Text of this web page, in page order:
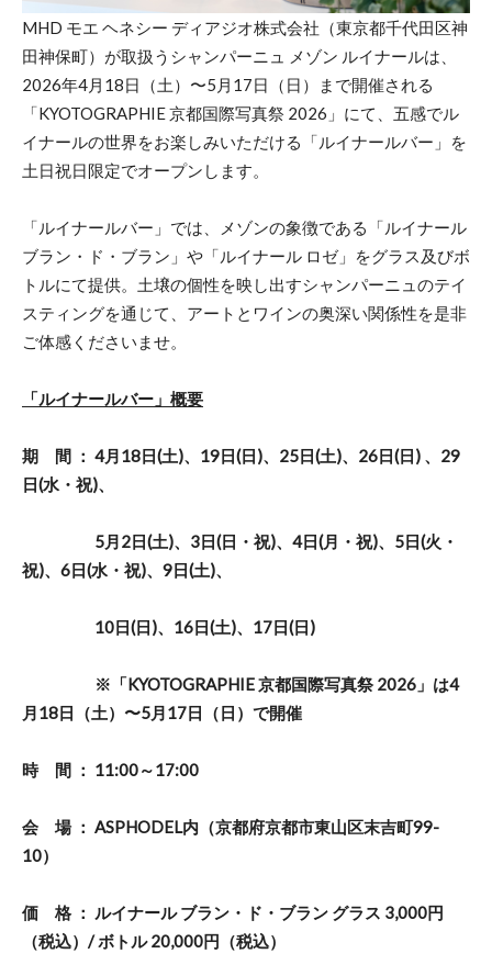
MHD モエ ヘネシー ディアジオ株式会社（東京都千代⽥区神
⽥神保町）が取扱うシャンパーニュ メゾン ルイナールは、
2026年4月18日（土）〜5月17日（日）まで開催される
「KYOTOGRAPHIE 京都国際写真祭 2026」にて、五感でル
イナールの世界をお楽しみいただける「ルイナールバー」を
土日祝日限定でオープンします。
「ルイナールバー」では、メゾンの象徴である「ルイナール
ブラン・ド・ブラン」や「ルイナール ロゼ」をグラス及びボ
トルにて提供。土壌の個性を映し出すシャンパーニュのテイ
スティングを通じて、アートとワインの奥深い関係性を是非
ご体感くださいませ。
「ルイナールバー」概要
期 間 ： 4月18日(土)、19日(日)、25日(土)、26日(日) 、29
日(水・祝)、
5月2日(土)、3日(日・祝)、4日(月・祝)、5日(火・
祝)、6日(水・祝)、9日(土)、
10日(日)、16日(土)、17日(日)
※「KYOTOGRAPHIE 京都国際写真祭 2026」は4
月18日（土）〜5月17日（日）で開催
時 間 ： 11:00～17:00
会 場 ： ASPHODEL内（京都府京都市東山区末吉町99-
10）
価 格 ： ルイナール ブラン・ド・ブラン グラス 3,000円
（税込）/ ボトル 20,000円（税込）